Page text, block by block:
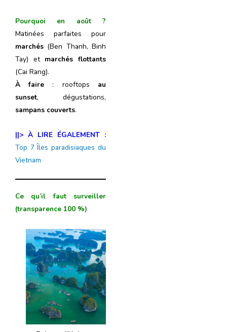
Pourquoi en août ?
Matinées parfaites pour
marchés (Ben Thanh, Binh
Tay) et marchés flottants
(Cai Rang).
À faire : rooftops au
sunset, dégustations,
sampans couverts.
||> À LIRE ÉGALEMENT :
Top 7 Îles paradisiaques du
Vietnam
Ce qu’il faut surveiller
(transparence 100 %)